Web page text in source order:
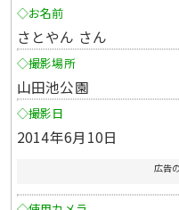
◇お名前
さとやん さん
◇撮影場所
山田池公園
◇撮影日
2014年6月10日
広告